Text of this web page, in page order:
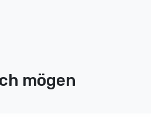
mögen